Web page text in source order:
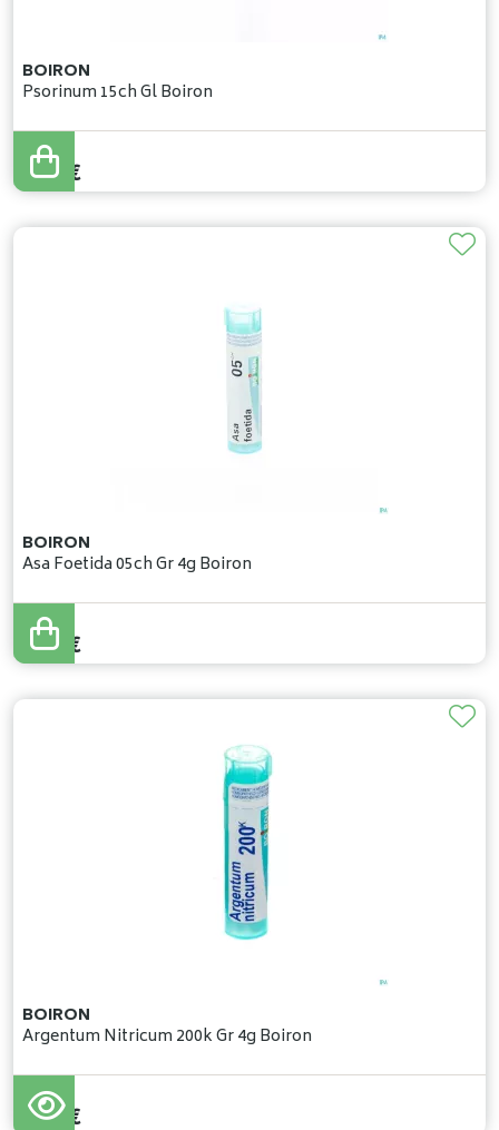
BOIRON
Psorinum 15ch Gl Boiron
4,60 €
BOIRON
Asa Foetida 05ch Gr 4g Boiron
5,37 €
BOIRON
Argentum Nitricum 200k Gr 4g Boiron
5,37 €